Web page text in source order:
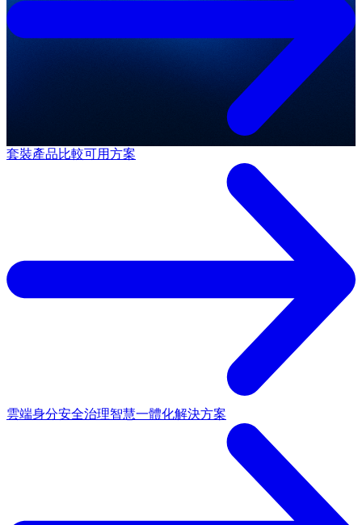
套裝產品比較可用方案
雲端身分安全治理智慧一體化解決方案